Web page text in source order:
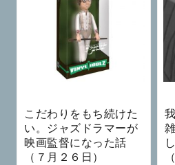
こだわりをもち続けた
い。ジャズドラマーが
映画監督になった話
（７月２６日）